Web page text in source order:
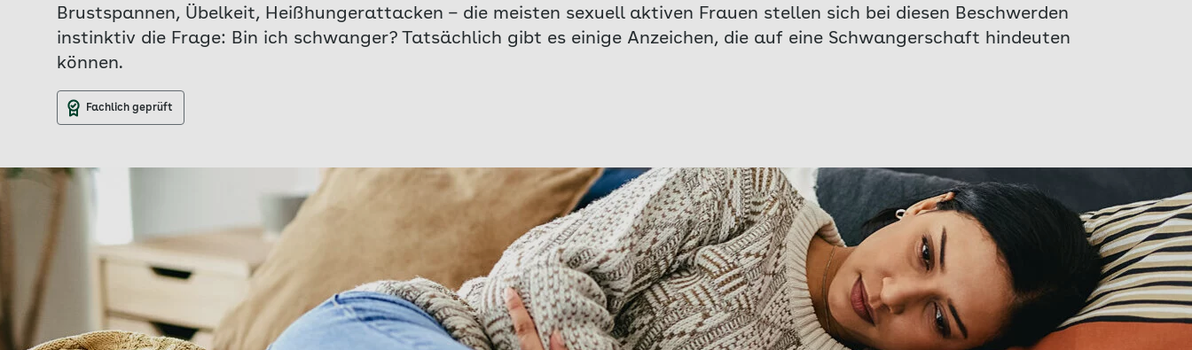
Brustspannen, Übelkeit, Heißhungerattacken – die meisten sexuell aktiven Frauen stellen sich bei diesen Beschwerden
instinktiv die Frage: Bin ich schwanger? Tatsächlich gibt es einige Anzeichen, die auf eine Schwangerschaft hindeuten
können.
Fachlich geprüft